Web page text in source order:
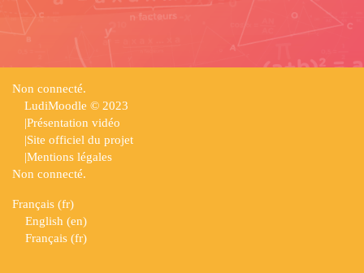
Non connecté.
LudiMoodle © 2023
|Présentation vidéo
|Site officiel du projet
|Mentions légales
Non connecté.
Français ‎(fr)‎
English ‎(en)‎
Français ‎(fr)‎